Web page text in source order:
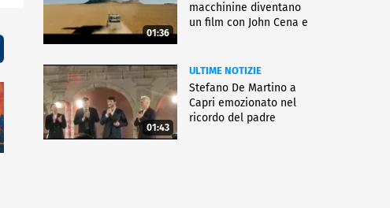
01:36
macchinine diventano
un film con John Cena e
01:43
ULTIME NOTIZIE
Stefano De Martino a
Capri emozionato nel
ricordo del padre